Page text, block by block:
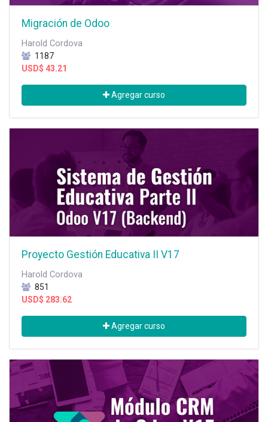
Migración de Odoo
Harold Cordova
1187
USD$ 43.21
Agregar curso
Proyecto Gestión Educativa II V17
Harold Cordova
851
USD$ 283.62
Agregar curso